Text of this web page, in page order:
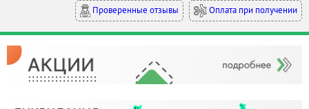
Проверенные отзывы
Оплата при получении